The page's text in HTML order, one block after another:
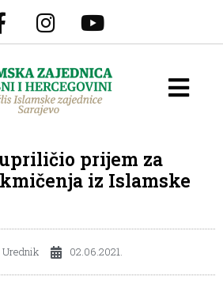
prijem za
iz Islamske
Urednik 02.06.2021.